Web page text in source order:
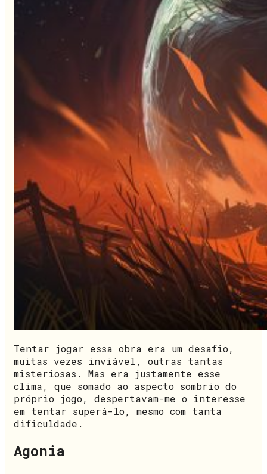
Tentar jogar essa obra era um desafio,
muitas vezes inviável, outras tantas
misteriosas. Mas era justamente esse
clima, que somado ao aspecto sombrio do
próprio jogo, despertavam-me o interesse
em tentar superá-lo, mesmo com tanta
dificuldade.
Agonia